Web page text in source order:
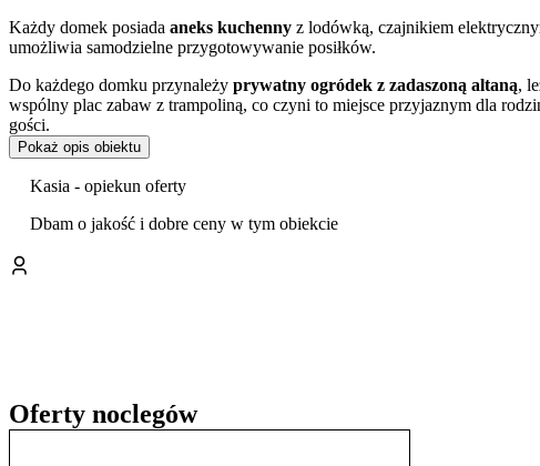
Każdy domek posiada aneks kuchenny z lodówką, czajnikiem
umożliwia samodzielne przygotowywanie posiłków.
Do każdego domku przynależy prywatny ogródek z zadaszoną altaną,
wspólny plac zabaw z trampoliną, co czyni to miejsce przyjaznym dla
gości.
Z myślą o najmłodszych gościach obiekt zapewnia bezpłatne
wanienki do kąpieli.
Goście szczególnie wysoko oceniają stosunek ceny do jakości, obsługę
Obiekt zlokalizowany jest w pobliżu lasu, w odległości około 700 metrów
Bliskość terenów leśnych sprzyja spacerom i wycieczkom rowerowym. W
stanowi doskonałą bazę
, można dojechać komunikacją miejską. Z portu w
Pokaż opis obiektu
Kasia - opiekun oferty
Dbam o jakość i dobre ceny w tym obiekcie
Oferty noclegów